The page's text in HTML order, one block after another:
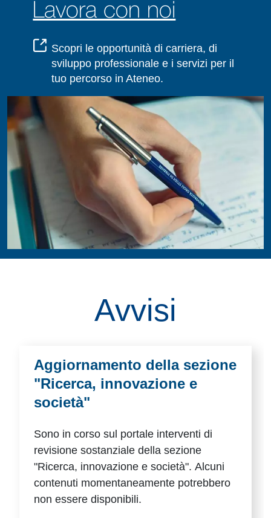
Lavora con noi
Scopri le opportunità di carriera, di
sviluppo professionale e i servizi per il
tuo percorso in Ateneo.
Avvisi
Aggiornamento della sezione
"Ricerca, innovazione e
società"
Sono in corso sul portale interventi di
revisione sostanziale della sezione
"Ricerca, innovazione e società". Alcuni
contenuti momentaneamente potrebbero
non essere disponibili.